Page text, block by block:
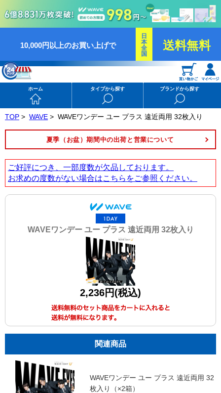
10,000円以上のお買い上げで
日
本
全
国
送料無料
ホーム タイプから探す ブランドから探す
TOP > WAVE > WAVEワンデー ユー プラス 遠近両用 32枚入り
夏季（お盆）期間中の出荷と営業について
ご好評につき、一部度数が欠品しております。
お求めの度数がない場合はこちら をご参照ください。
WAVEワンデー ユー プラス 遠近両用 32枚入り
2,236円(税込)
関連商品
WAVEワンデー ユー プラス 遠近両用 32
枚入り（×2箱）